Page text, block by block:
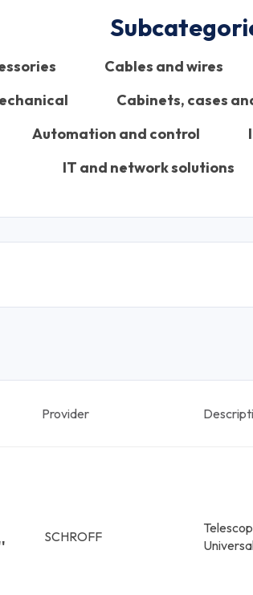
Cables and wires
Cabinets, cases
Automation and control
IT and network solutions
Provider
SCHROFF